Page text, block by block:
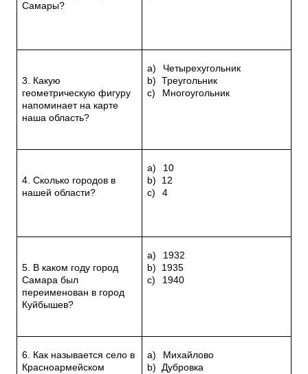
Самары?
3. Какую
геометрическую фигуру
напоминает на карте
наша область?
a)
Четырехугольник
b)
Треугольник
c)
Многоугольник
4. Сколько городов в
нашей области?
a)
10
b)
12
c)
4
5. В каком году город
Самара был
переименован в город
Куйбышев?
a)
1932
b)
1935
c)
1940
6. Как называется село в
Красноармейском
a)
Михайлово
b)
Дубровка